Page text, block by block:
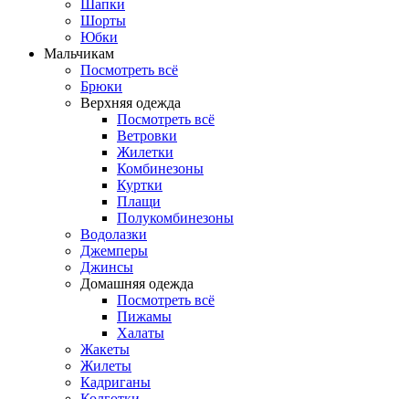
Шапки
Шорты
Юбки
Мальчикам
Посмотреть всё
Брюки
Верхняя одежда
Посмотреть всё
Ветровки
Жилетки
Комбинезоны
Куртки
Плащи
Полукомбинезоны
Водолазки
Джемперы
Джинсы
Домашняя одежда
Посмотреть всё
Пижамы
Халаты
Жакеты
Жилеты
Кадриганы